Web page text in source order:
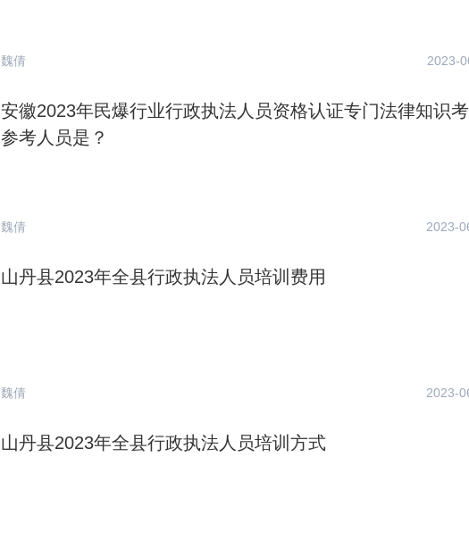
魏倩 2023-
安徽2023年民爆行业行政执法人员资格认证专门法律知识
参考人员是？
魏倩 2023-
山丹县2023年全县行政执法人员培训费用
魏倩 2023-
山丹县2023年全县行政执法人员培训方式